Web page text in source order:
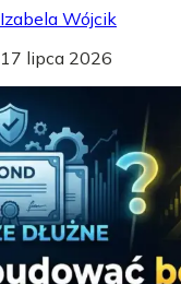
Izabela Wójcik
17 lipca 2026